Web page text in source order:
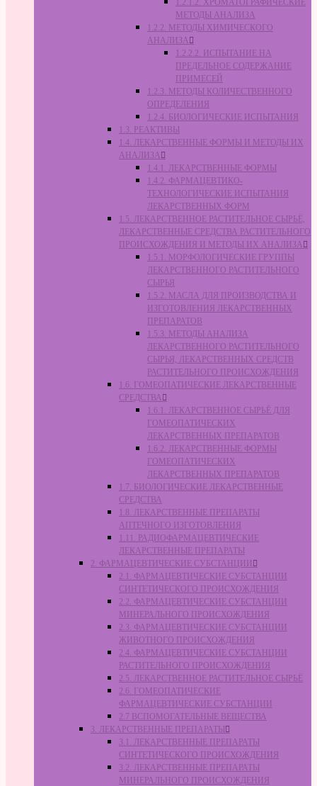
1.2.1.2. ХРОМАТОГРАФИЧЕСКИЕ
МЕТОДЫ АНАЛИЗА
1.2.2. МЕТОДЫ ХИМИЧЕСКОГО
АНАЛИЗА
1.2.2.2. ИСПЫТАНИЕ НА
ПРЕДЕЛЬНОЕ СОДЕРЖАНИЕ
ПРИМЕСЕЙ
1.2.3. МЕТОДЫ КОЛИЧЕСТВЕННОГО
ОПРЕДЕЛЕНИЯ
1.2.4. БИОЛОГИЧЕСКИЕ ИСПЫТАНИЯ
1.3. РЕАКТИВЫ
1.4. ЛЕКАРСТВЕННЫЕ ФОРМЫ И МЕТОДЫ ИХ
АНАЛИЗА
1.4.1. ЛЕКАРСТВЕННЫЕ ФОРМЫ
1.4.2. ФАРМАЦЕВТИКО-
ТЕХНОЛОГИЧЕСКИЕ ИСПЫТАНИЯ
ЛЕКАРСТВЕННЫХ ФОРМ
1.5. ЛЕКАРСТВЕННОЕ РАСТИТЕЛЬНОЕ СЫРЬЁ,
ЛЕКАРСТВЕННЫЕ СРЕДСТВА РАСТИТЕЛЬНОГО
ПРОИСХОЖДЕНИЯ И МЕТОДЫ ИХ АНАЛИЗА
1.5.1. МОРФОЛОГИЧЕСКИЕ ГРУППЫ
ЛЕКАРСТВЕННОГО РАСТИТЕЛЬНОГО
СЫРЬЯ
1.5.2. МАСЛА ДЛЯ ПРОИЗВОДСТВА И
ИЗГОТОВЛЕНИЯ ЛЕКАРСТВЕННЫХ
ПРЕПАРАТОВ
1.5.3. МЕТОДЫ АНАЛИЗА
ЛЕКАРСТВЕННОГО РАСТИТЕЛЬНОГО
СЫРЬЯ, ЛЕКАРСТВЕННЫХ СРЕДСТВ
РАСТИТЕЛЬНОГО ПРОИСХОЖДЕНИЯ
1.6. ГОМЕОПАТИЧЕСКИЕ ЛЕКАРСТВЕННЫЕ
СРЕДСТВА
1.6.1. ЛЕКАРСТВЕННОЕ СЫРЬЁ ДЛЯ
ГОМЕОПАТИЧЕСКИХ
ЛЕКАРСТВЕННЫХ ПРЕПАРАТОВ
1.6.2. ЛЕКАРСТВЕННЫЕ ФОРМЫ
ГОМЕОПАТИЧЕСКИХ
ЛЕКАРСТВЕННЫХ ПРЕПАРАТОВ
1.7. БИОЛОГИЧЕСКИЕ ЛЕКАРСТВЕННЫЕ
СРЕДСТВА
1.8. ЛЕКАРСТВЕННЫЕ ПРЕПАРАТЫ
АПТЕЧНОГО ИЗГОТОВЛЕНИЯ
1.11. РАДИОФАРМАЦЕВТИЧЕСКИЕ
ЛЕКАРСТВЕННЫЕ ПРЕПАРАТЫ
2. ФАРМАЦЕВТИЧЕСКИЕ СУБСТАНЦИИ
2.1. ФАРМАЦЕВТИЧЕСКИЕ СУБСТАНЦИИ
СИНТЕТИЧЕСКОГО ПРОИСХОЖДЕНИЯ
2.2. ФАРМАЦЕВТИЧЕСКИЕ СУБСТАНЦИИ
МИНЕРАЛЬНОГО ПРОИСХОЖДЕНИЯ
2.3. ФАРМАЦЕВТИЧЕСКИЕ СУБСТАНЦИИ
ЖИВОТНОГО ПРОИСХОЖДЕНИЯ
2.4. ФАРМАЦЕВТИЧЕСКИЕ СУБСТАНЦИИ
РАСТИТЕЛЬНОГО ПРОИСХОЖДЕНИЯ
2.5. ЛЕКАРСТВЕННОЕ РАСТИТЕЛЬНОЕ СЫРЬЁ
2.6. ГОМЕОПАТИЧЕСКИЕ
ФАРМАЦЕВТИЧЕСКИЕ СУБСТАНЦИИ
2.7 ВСПОМОГАТЕЛЬНЫЕ ВЕЩЕСТВА
3. ЛЕКАРСТВЕННЫЕ ПРЕПАРАТЫ
3.1. ЛЕКАРСТВЕННЫЕ ПРЕПАРАТЫ
СИНТЕТИЧЕСКОГО ПРОИСХОЖДЕНИЯ
3.2. ЛЕКАРСТВЕННЫЕ ПРЕПАРАТЫ
МИНЕРАЛЬНОГО ПРОИСХОЖДЕНИЯ